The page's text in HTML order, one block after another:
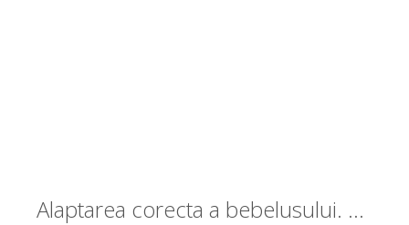
Alaptarea corecta a bebelusului. Tehnica din timpul si dupa alaptat